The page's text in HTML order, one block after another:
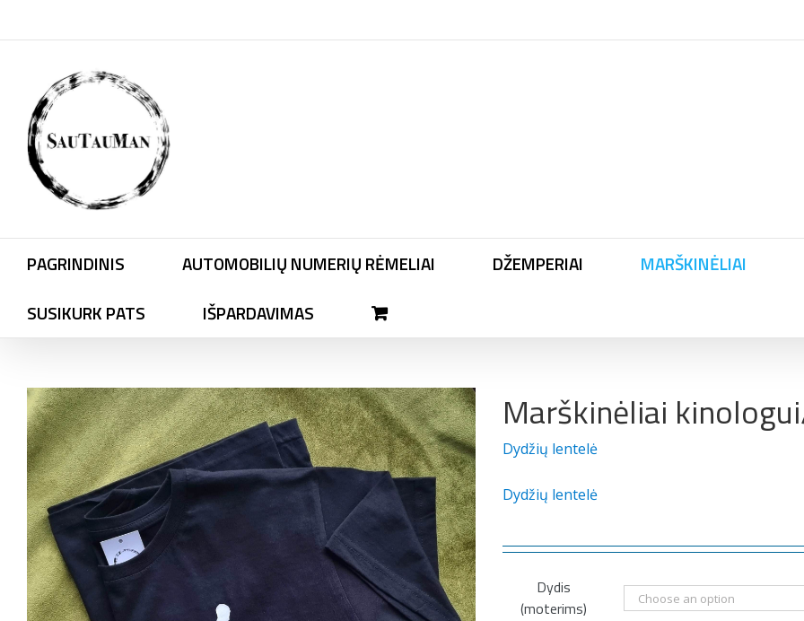
to
PAGRINDINIS AUTOMOBILIŲ NUMERIŲ RĖMELIAI DŽEMPERIAI MARŠKINĖLIAI
SUSIKURK PATS
IŠPARDAVIMAS
Marškinėliai
Dydžių lentelė
Dydžių lentelė
Dydis
(moterims)